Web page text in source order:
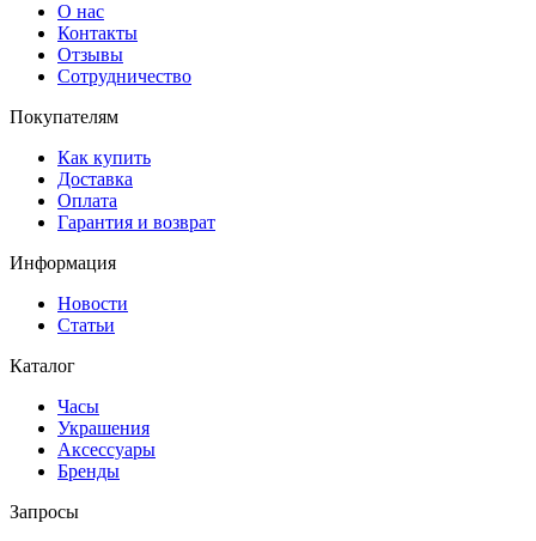
О нас
Контакты
Отзывы
Сотрудничество
Покупателям
Как купить
Доставка
Оплата
Гарантия и возврат
Информация
Новости
Статьи
Каталог
Часы
Украшения
Аксессуары
Бренды
Запросы